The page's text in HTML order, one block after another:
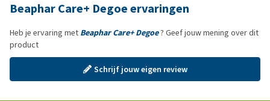
Beaphar Care+ Degoe ervaringen
Heb je ervaring met Beaphar Care+ Degoe? Geef jouw mening over dit
product
Schrijf jouw eigen review